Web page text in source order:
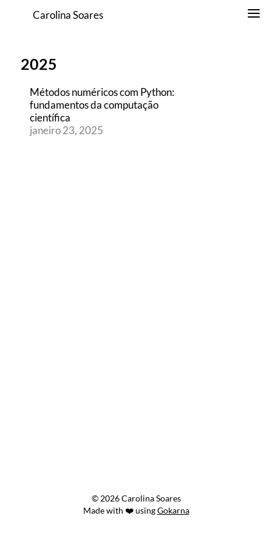
Carolina Soares
2025
Métodos numéricos com Python:
fundamentos da computação
científica
janeiro 23, 2025
© 2026 Carolina Soares
Made with ❤️ usingGokarna